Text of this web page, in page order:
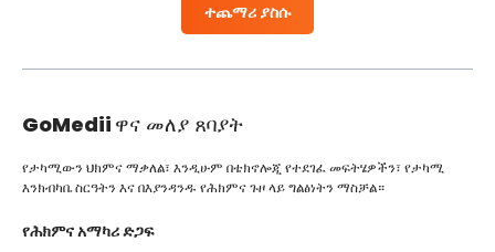
ተጨማሪ ያስሱ
GoMedii ዋና መለያ ጸባያት
የታካሚውን ህክምና ማቃለል፣ እንዲሁም በቴክኖሎጂ የተደገፈ መፍትሄዎችን፣ የታካሚ
እንክብካቤ ስርዓትን እና በእያንዳንዱ የሕክምና ጉዞ ላይ ግልፅነትን ማስቻል።
የሕክምና አማካሪ ድጋፍ